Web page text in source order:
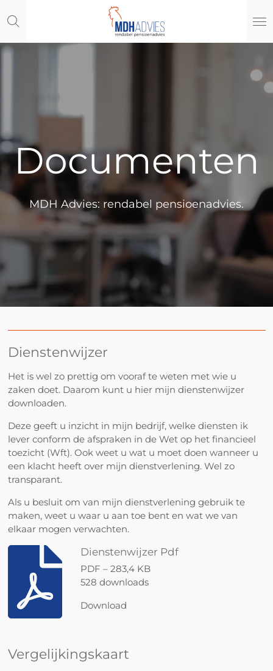
direct
de
Documenten
MDH Advies: rendabel pensioenadvies.
Dienstenwijzer
Het is wel zo prettig om vooraf te weten met wie u
zaken doet. Daarom kunt u hier mijn dienstenwijzer
downloaden.
Deze geeft u inzicht in mijn bedrijf, welke diensten ik
lever conform de afspraken in de Wet op het financieel
toezicht (Wft). Ook weet u wat u moet doen wanneer u
een klacht heeft over mijn dienstverlening. Wel zo
transparant.
Als u besluit om van mijn dienstverlening gebruik te
maken, weet u waar u aan toe bent en wat we van
elkaar mogen verwachten.
Dienstenwijzer Pdf
PDF – 283,4 KB
528 downloads
Download
Vergelijkingskaart